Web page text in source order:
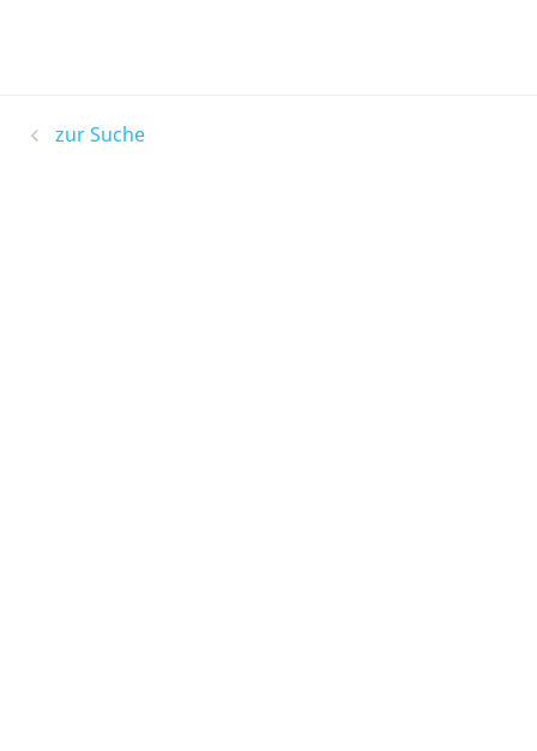
zur Suche